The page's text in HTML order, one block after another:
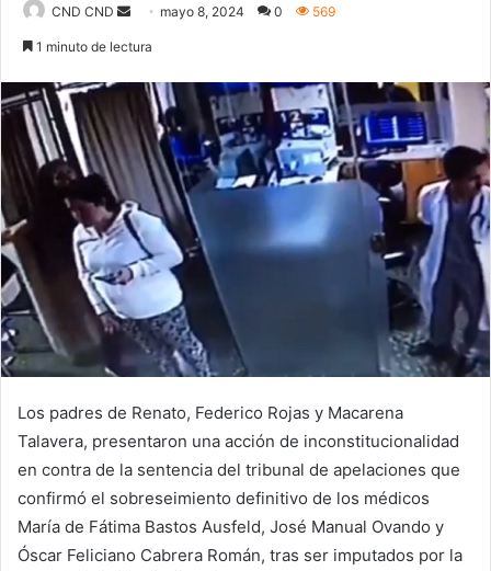
CND CND
Send mayo 8, 2024 0 569
1 minuto de lectura
Los padres de Renato, Federico Rojas y Macarena
Talavera, presentaron una acción de inconstitucionalidad
en contra de la sentencia del tribunal de apelaciones que
confirmó el sobreseimiento definitivo de los médicos
María de Fátima Bastos Ausfeld, José Manual Ovando y
Óscar Feliciano Cabrera Román, tras ser imputados por la